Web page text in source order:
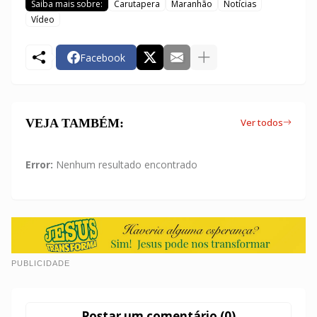
Saiba mais sobre: Carutapera Maranhão
Notícias
Vídeo
Facebook
VEJA TAMBÉM: Ver todos
Error: Nenhum resultado encontrado
PUBLICIDADE